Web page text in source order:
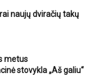
naujų dviračių takų
metus
stovykla „Aš galiu“